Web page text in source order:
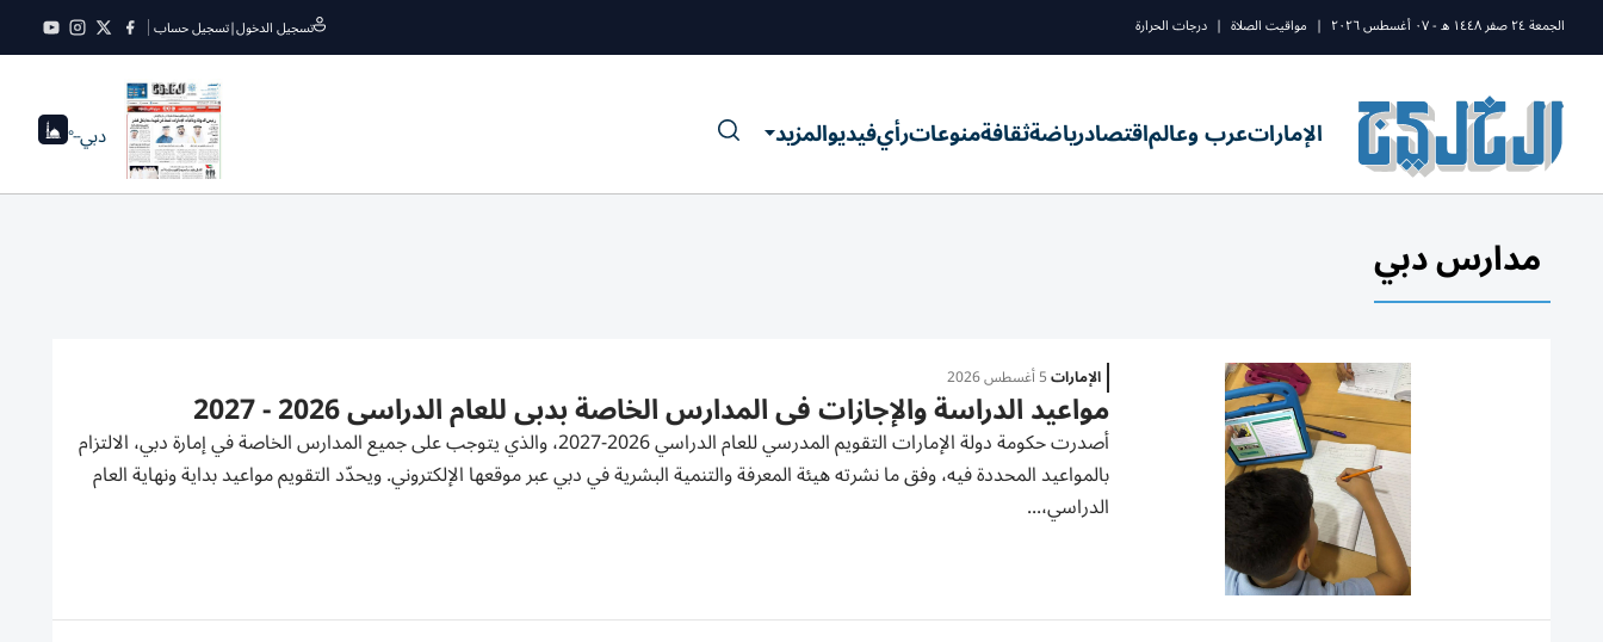
الجمعة ٢٤ صفر ١٤٤٨ ه - ٠٧ أغسطس ٢٠٢٦ | مواقيت الصلاة | درجات الحرارة تسجيل الدخول|تسجيل حساب
الإماراتعرب وعالماقتصادرياضةثقافةمنوعاترأيفيديوالمزيد دبي--°
مدارس دبي
الإمارات5 أغسطس 2026
مواعيد الدراسة والإجازات في المدارس الخاصة بدبي للعام الدراسي 2026 - 2027
أصدرت حكومة دولة الإمارات التقويم المدرسي للعام الدراسي 2026-2027، والذي يتوجب على جميع المدارس الخاصة في إمارة دبي، الالتزام
بالمواعيد المحددة فيه، وفق ما نشرته هيئة المعرفة والتنمية البشرية في دبي عبر موقعها الإلكتروني. ويحدّد التقويم مواعيد بداية ونهاية العام
الدراسي،...